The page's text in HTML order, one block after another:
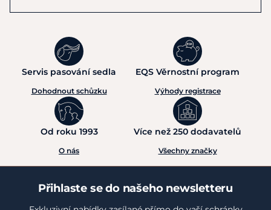
Servis pasování sedla
Dohodnout schůzku
EQS Věrnostní program
Výhody registrace
Od roku 1993
O nás
Více než 250 dodavatelů
Všechny značky
Přihlaste se do našeho newsletteru